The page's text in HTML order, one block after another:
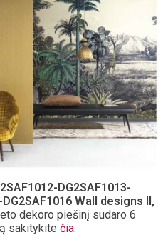
DG2SAF1013-
Wall designs II,
dekoro piešinį sudaro 6
sakitykite čia.